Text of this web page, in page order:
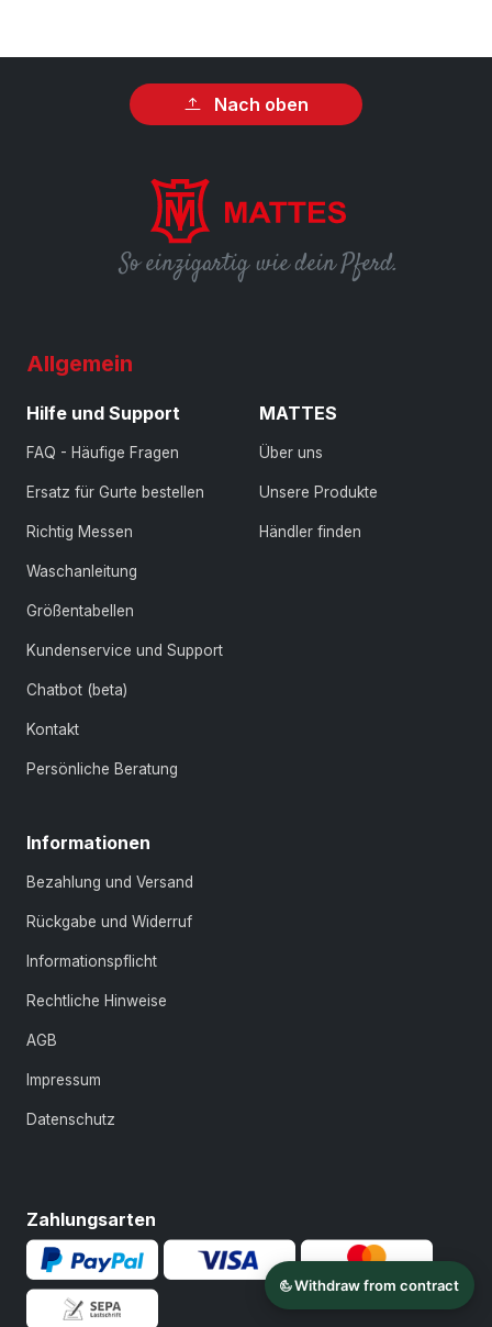
Nach oben
So einzigartig wie dein Pferd.
Allgemein
Hilfe und Support
FAQ - Häufige Fragen
Ersatz für Gurte bestellen
Richtig Messen
Waschanleitung
Größentabellen
Kundenservice und Support
Chatbot (beta)
Kontakt
Persönliche Beratung
MATTES
Über uns
Unsere Produkte
Händler finden
Informationen
Bezahlung und Versand
Rückgabe und Widerruf
Informationspflicht
Rechtliche Hinweise
AGB
Impressum
Datenschutz
Zahlungsarten